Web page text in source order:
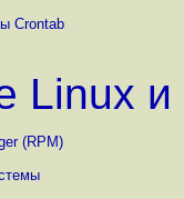
Crontab
Linux и
(RPM)